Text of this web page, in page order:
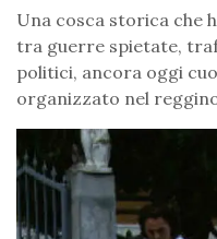
Una cosca storica che
tra guerre spietate,
politici, ancora oggi
organizzato nel